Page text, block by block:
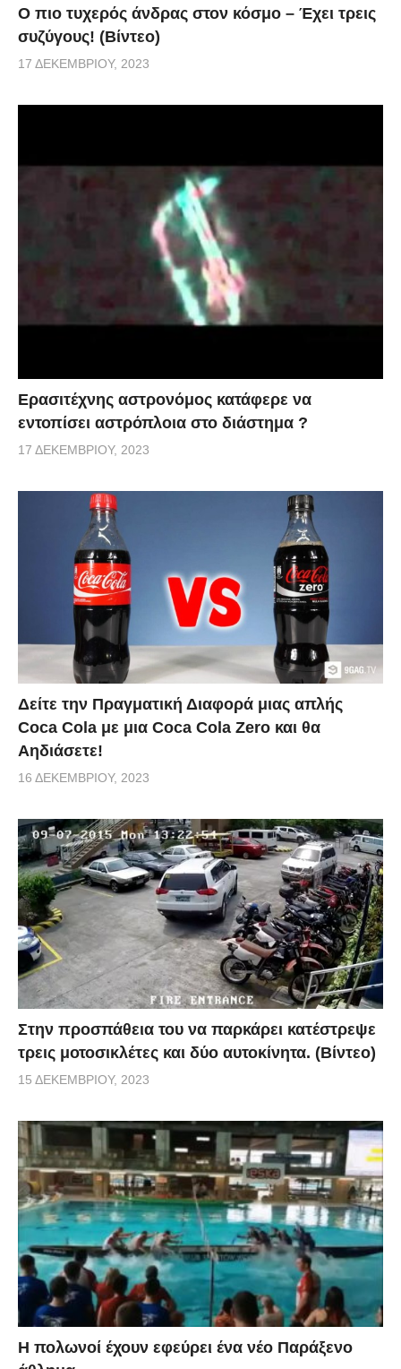
Ο πιο τυχερός άνδρας στον κόσμο – Έχει τρεις
συζύγους! (Βίντεο)
17 ΔΕΚΕΜΒΡΊΟΥ, 2023
Ερασιτέχνης αστρονόμος κατάφερε να
εντοπίσει αστρόπλοια στο διάστημα ?
17 ΔΕΚΕΜΒΡΊΟΥ, 2023
Δείτε την Πραγματική Διαφορά μιας απλής
Coca Cola με μια Coca Cola Zero και θα
Αηδιάσετε!
16 ΔΕΚΕΜΒΡΊΟΥ, 2023
Στην προσπάθεια του να παρκάρει κατέστρεψε
τρεις μοτοσικλέτες και δύο αυτοκίνητα. (Βίντεο)
15 ΔΕΚΕΜΒΡΊΟΥ, 2023
Η πολωνοί έχουν εφεύρει ένα νέο Παράξενο